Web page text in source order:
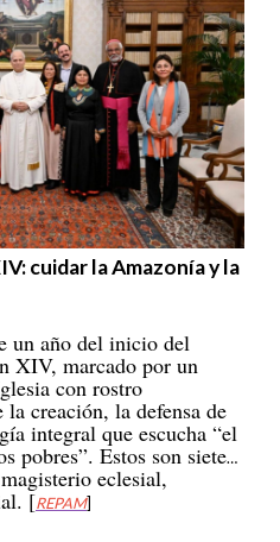
cuidar la Amazonía y la
un año del inicio del
XIV, marcado por un
con rostro
creación, la defensa de
integral que escucha “el
pobres”. Estos son siete
eclesial,
[REPAM]